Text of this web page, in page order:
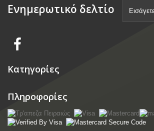
Ενημερωτικό δελτίο
Κατηγορίες
Πληροφορίες